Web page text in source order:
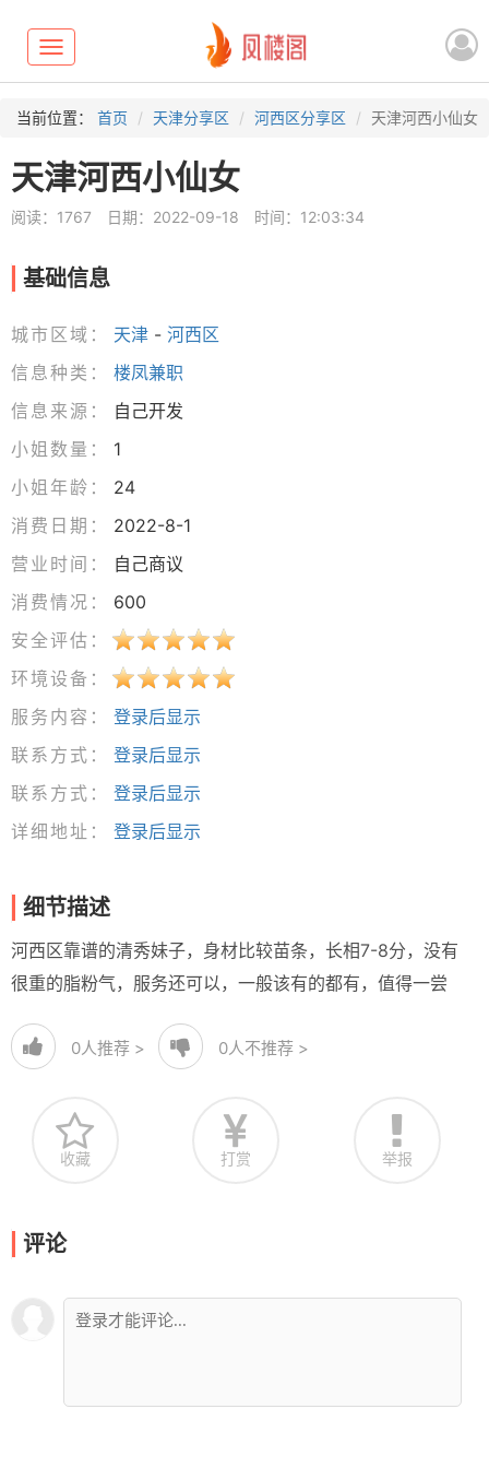
Toggle
navigation
当前位置： 首页 天津分享区 河西区分享区 天津河西小仙女
天津河西小仙女
阅读：1767 日期：2022-09-18 时间：12:03:34
基础信息
城市区域： 天津 - 河西区
信息种类：
楼凤兼职
信息来源：
自己开发
小姐数量：
1
小姐年龄：
24
消费日期：
2022-8-1
营业时间：
自己商议
消费情况：
600
安全评估：
环境设备：
服务内容：
登录后显示
联系方式：
登录后显示
联系方式：
登录后显示
详细地址：
登录后显示
细节描述
河西区靠谱的清秀妹子，身材比较苗条，长相7-8分，没有
很重的脂粉气，服务还可以，一般该有的都有，值得一尝
0人推荐 > 0人不推荐 >
收藏 打赏 举报
评论